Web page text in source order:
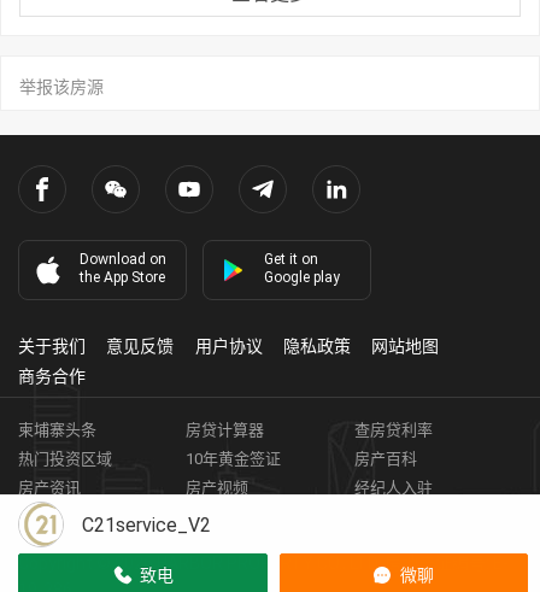
举报该房源
C21service_V2
致电 微聊
Download on
the App Store
Get it on
Google play
关于我们 意见反馈 用户协议 隐私政策
网站地图
商务合作
柬埔寨头条 房贷计算器
查房贷利率
热门投资区域
10年黄金签证
房产百科
房产资讯
房产视频
经纪人入驻
获取客资
柬埔寨房地产APP
2026 HARBOR PROPERTY CO., LTD.房地产证编号: E-